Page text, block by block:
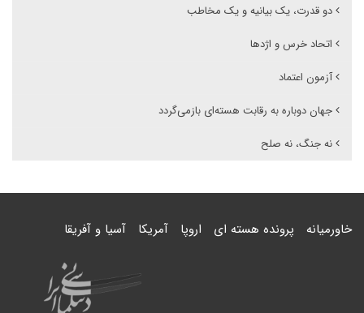
دو قدرت، یک بیانیه و یک مخاطب
اتحاد خرس و اژدها
آزمون اعتماد
جهان دوباره به رقابت هسته‌ای بازمی‌گردد
نه جنگ، نه صلح
خاورمیانه پرونده هسته ای اروپا آمریکا آسیا و آفریقا